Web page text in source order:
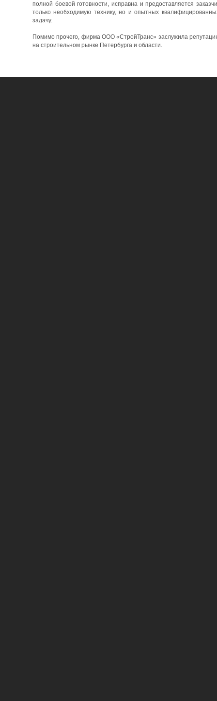
полной боевой готовности, исправна и предоставляется
только необходимую технику, но и опытных
задачу.
Помимо прочего, фирма ООО «СтройТранс» заслужила
на строительном рынке Петербурга и области.